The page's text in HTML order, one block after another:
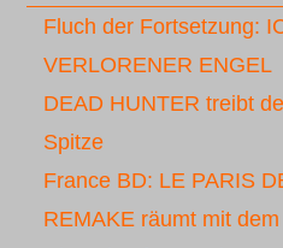
Fluch der Fortsetzung:
VERLORENER ENGEL
DEAD HUNTER treibt
Spitze
France BD: LE PARIS
REMAKE räumt mit